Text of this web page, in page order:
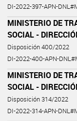
DI-2022-397-APN-
MINISTERIO DE
SOCIAL -
Disposición 400/2022
DI-2022-400-APN-
MINISTERIO DE
SOCIAL -
Disposición 314/2022
DI-2022-314-APN-